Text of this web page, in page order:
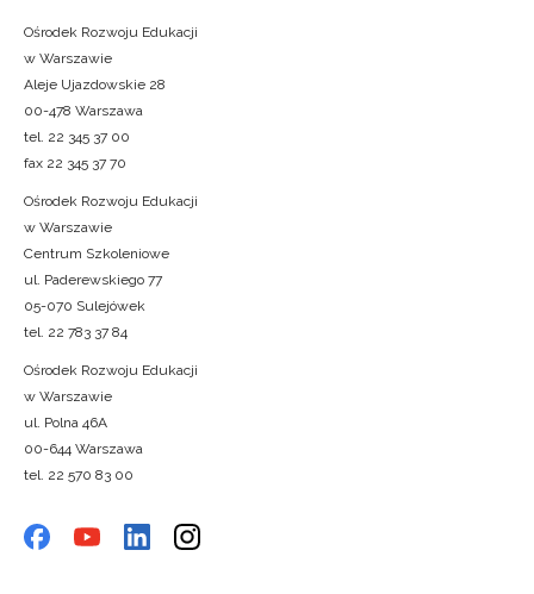
Ośrodek Rozwoju Edukacji
w Warszawie
Aleje Ujazdowskie 28
00-478 Warszawa
tel. 22 345 37 00
fax 22 345 37 70
Ośrodek Rozwoju Edukacji
w Warszawie
Centrum Szkoleniowe
ul. Paderewskiego 77
05-070 Sulejówek
tel. 22 783 37 84
Ośrodek Rozwoju Edukacji
w Warszawie
ul. Polna 46A
00-644 Warszawa
tel. 22 570 83 00